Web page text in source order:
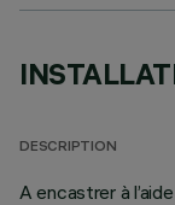
DESCRIPTION
A encastrer à